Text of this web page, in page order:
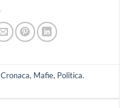
Cronaca, Mafie, Politica.